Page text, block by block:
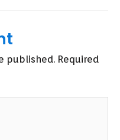
published. Required